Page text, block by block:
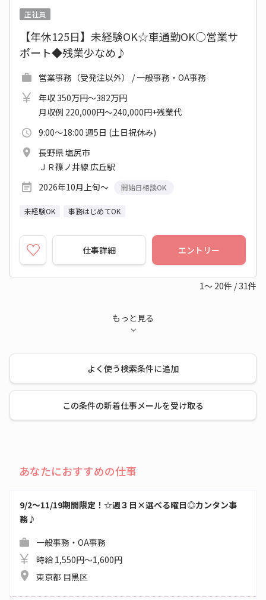
正社員
【年休125日】未経験OK☆車通勤OK○営業サ
ポート◆残業少なめ♪
営業事務（受発注以外） / 一般事務・OA事務
年収 350万円～382万円
月収例 220,000円～240,000円+残業代
9:00～18:00 週5日 (土日祝休み)
長野県 塩尻市
ＪＲ篠ノ井線 広丘駅
2026年10月上旬～
開始日相談OK
未経験OK 事務はじめてOK
仕事詳細 エントリー
1～ 20件 / 31件
もっと見る
よく使う検索条件に追加
この条件の新着仕事メールを受け取る
あなたにおすすめの仕事
9/2～11/19期間限定！☆週３日×選べる曜日◎カンタン事
務♪
一般事務・OA事務
時給 1,550円～1,600円
東京都 目黒区